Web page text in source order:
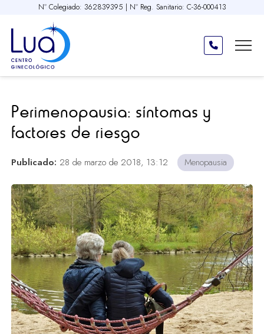
Nº Colegiado: 362839395 | Nº Reg. Sanitario: C-36-000413
Perimenopausia: síntomas y
factores de riesgo
Publicado: 28 de marzo de 2018, 13:12 Menopausia